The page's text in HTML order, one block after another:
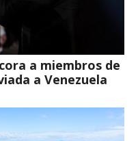
a miembros de
a Venezuela